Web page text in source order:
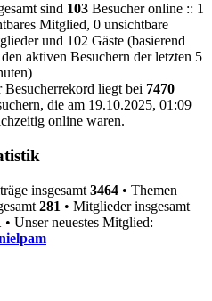
sind 103 Besucher online :: 1
Mitglied, 0 unsichtbare
und 102 Gäste (basierend
aktiven Besuchern der letzten 5
Besucherrekord liegt bei 7470
die am 19.10.2025, 01:09
online waren.
insgesamt 3464 • Themen
281 • Mitglieder insgesamt
• Unser neuestes Mitglied: